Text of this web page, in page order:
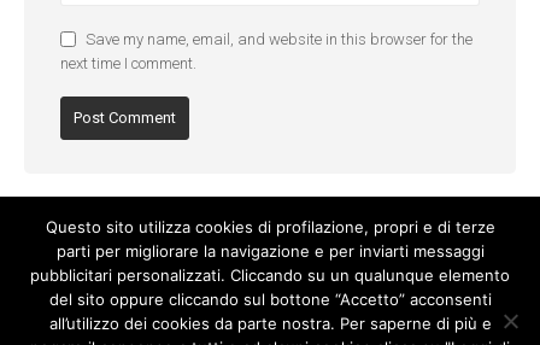
Save my name, email, and website in this browser for the
next time I comment.
Questo sito utilizza cookies di profilazione, propri e di terze
parti per migliorare la navigazione e per inviarti messaggi
pubblicitari personalizzati. Cliccando su un qualunque elemento
del sito oppure cliccando sul bottone “Accetto” acconsenti
all’utilizzo dei cookies da parte nostra. Per saperne di più e